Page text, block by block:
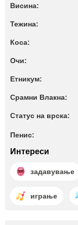
Висина:
Тежина:
Коса:
Очи:
Етникум:
Срамни Влакна:
Статус на врска:
Пенис:
Интереси
задавување
играње